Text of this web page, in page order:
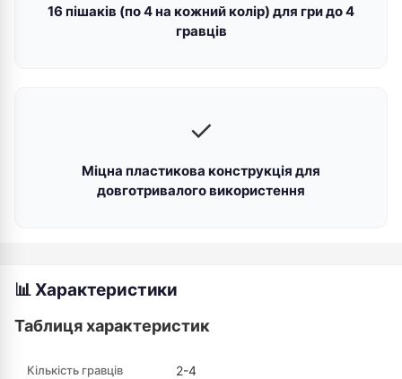
16 пішаків (по 4 на кожний колір) для гри до 4
гравців
✓
Міцна пластикова конструкція для
довготривалого використення
📊 Характеристики
Таблиця характеристик
Кількість гравців 2-4